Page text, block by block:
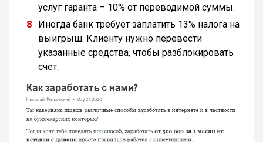
услуг гаранта – 10% от переводимой суммы.
Иногда банк требует заплатить 13% налога на
выигрыш. Клиенту нужно перевести
указанные средства, чтобы разблокировать
счет.